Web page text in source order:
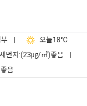
오늘18°C
먼지:(23㎍/㎥)좋음
음